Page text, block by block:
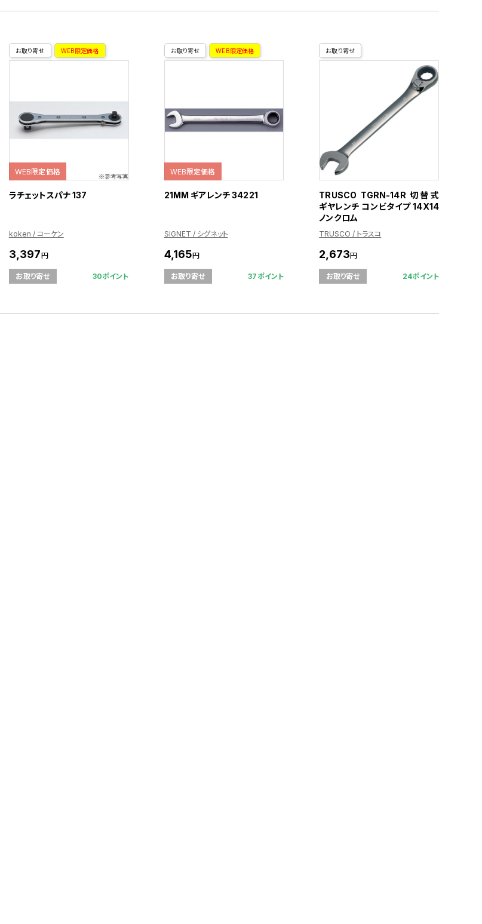
お取り寄せ WEB限定価格
WEB限定価格
ラチェットスパナ 137
koken / コーケン
3,397円
お取り寄せ 30ポイント
お取り寄せ WEB限定価格
WEB限定価格
21MM ギアレンチ 34221
SIGNET / シグネット
4,165円
お取り寄せ 37ポイント
お取り寄せ
TRUSCO TGRN-14R 切替式
ギヤレンチ コンビタイプ 14X14
ノンクロム
TRUSCO / トラスコ
2,673円
お取り寄せ 24ポイント